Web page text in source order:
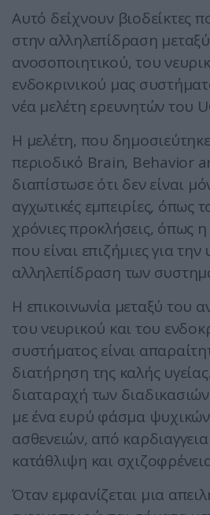
Αυτό δείχνουν βιοδείκτες
στην αλληλεπίδραση
ανοσοποιητικού, του
ενδοκρινικού μας
νέα μελέτη ερευνητών του
Η μελέτη, που
περιοδικό Brain, Behavior
διαπίστωσε ότι δεν είναι
αγχωτικές εμπειρίες, όπως
χρόνιες προκλήσεις, όπως
που είναι επιζήμιες για την
αλληλεπίδραση των
Η επικοινωνία μεταξύ του
του νευρικού και του
συστήματος είναι
διατήρηση της καλής
διαταραχή των
με ένα ευρύ φάσμα
ασθενειών, από
κατάθλιψη και
Όταν εμφανίζεται μια